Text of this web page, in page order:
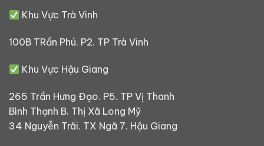
Khu Vực Trà Vinh
100B TRần Phú. P2. TP Trà Vinh
Khu Vực Hậu Giang
265 Trần Hưng Đạo. P5. TP Vị Thanh
Bình Thạnh B. Thị Xã Long Mỹ
34 Nguyễn Trãi. TX Ngã 7. Hậu Giang